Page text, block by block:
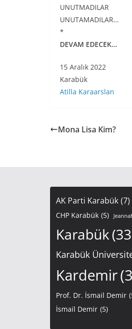
UNUTMADILAR
UNUTAMADILAR…
*
DEVAM EDECEK…
15 Aralık 2022
Karabük
Atilla Karaarslan
Mona Lisa Kim?
AK Parti Karabük (7)
CHP Karabük (5)
Karabük
Karabük
Kardemir
Prof. Dr. İsmail Demir
İsmail Demir (5)